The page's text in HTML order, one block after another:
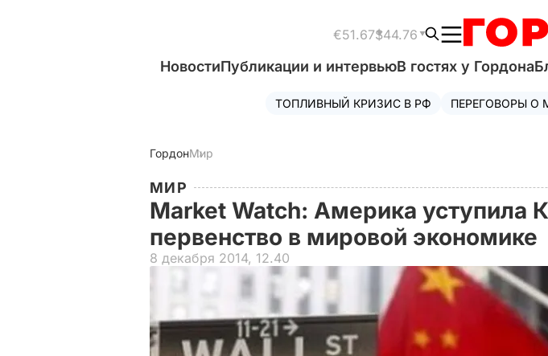
€51.67$44.76
НовостиПубликации и интервьюВ гостях у Гордона
ТОПЛИВНЫЙ КРИЗИС В РФ ПЕРЕГОВОРЫ О
ГордонМир
МИР
Market Watch: Америка уступила
первенство в мировой экономике
8 декабря 2014, 12.40